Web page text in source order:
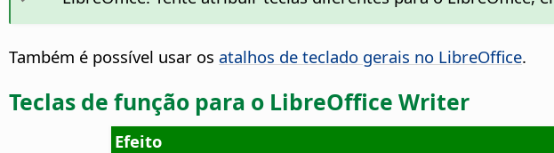
Também é possível usar os atalhos de teclado gerais no LibreOffice.
Teclas de função para o LibreOffice Writer
Efeito